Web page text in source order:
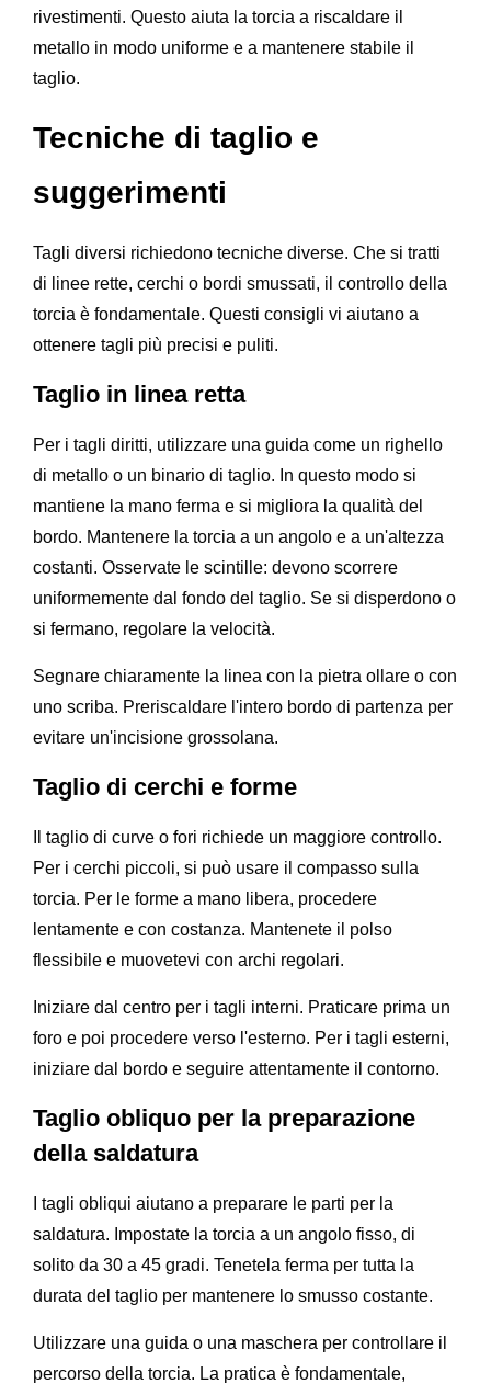
rivestimenti. Questo aiuta la torcia a riscaldare il
metallo in modo uniforme e a mantenere stabile il
taglio.
Tecniche di taglio e
suggerimenti
Tagli diversi richiedono tecniche diverse. Che si tratti
di linee rette, cerchi o bordi smussati, il controllo della
torcia è fondamentale. Questi consigli vi aiutano a
ottenere tagli più precisi e puliti.
Taglio in linea retta
Per i tagli diritti, utilizzare una guida come un righello
di metallo o un binario di taglio. In questo modo si
mantiene la mano ferma e si migliora la qualità del
bordo. Mantenere la torcia a un angolo e a un'altezza
costanti. Osservate le scintille: devono scorrere
uniformemente dal fondo del taglio. Se si disperdono o
si fermano, regolare la velocità.
Segnare chiaramente la linea con la pietra ollare o con
uno scriba. Preriscaldare l'intero bordo di partenza per
evitare un'incisione grossolana.
Taglio di cerchi e forme
Il taglio di curve o fori richiede un maggiore controllo.
Per i cerchi piccoli, si può usare il compasso sulla
torcia. Per le forme a mano libera, procedere
lentamente e con costanza. Mantenete il polso
flessibile e muovetevi con archi regolari.
Iniziare dal centro per i tagli interni. Praticare prima un
foro e poi procedere verso l'esterno. Per i tagli esterni,
iniziare dal bordo e seguire attentamente il contorno.
Taglio obliquo per la preparazione
della saldatura
I tagli obliqui aiutano a preparare le parti per la
saldatura. Impostate la torcia a un angolo fisso, di
solito da 30 a 45 gradi. Tenetela ferma per tutta la
durata del taglio per mantenere lo smusso costante.
Utilizzare una guida o una maschera per controllare il
percorso della torcia. La pratica è fondamentale,